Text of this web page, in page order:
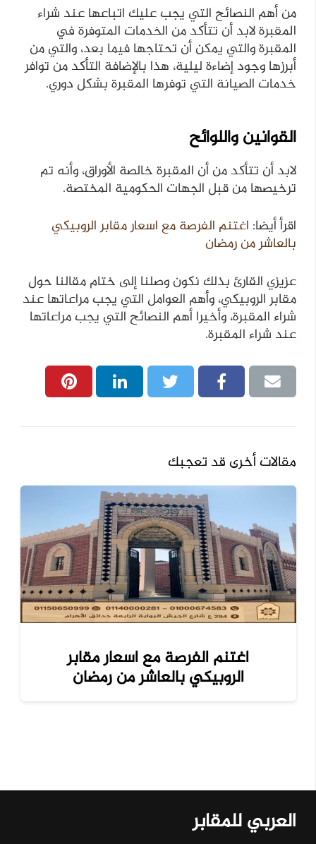
من أهم النصائح التي يجب عليك اتباعها عند شراء
المقبرة لابد أن تتأكد من الخدمات المتوفرة في
المقبرة والتي يمكن أن تحتاجها فيما بعد، والتي من
أبرزها وجود إضاءة ليلية، هذا بالإضافة التأكد من توافر
خدمات الصيانة التي توفرها المقبرة بشكل دوري.
القوانين واللوائح
لابد أن تتأكد من أن المقبرة خالصة الأوراق، وأنه تم
ترخيصها من قبل الجهات الحكومية المختصة.
اقرأ أيضا: اغتنم الفرصة مع اسعار مقابر الروبيكي
بالعاشر من رمضان
عزيزي القارئ بذلك نكون وصلنا إلى ختام مقالنا حول
مقابر الروبيكي، وأهم العوامل التي يجب مراعاتها عند
شراء المقبرة، وأخيرا أهم النصائح التي يجب مراعاتها
عند شراء المقبرة.
مقالات أخرى قد تعجبك
اغتنم الفرصة مع اسعار مقابر
الروبيكي بالعاشر من رمضان
العربي للمقابر